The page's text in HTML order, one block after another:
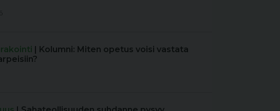
| Kolumni: Miten opetus voisi vastata